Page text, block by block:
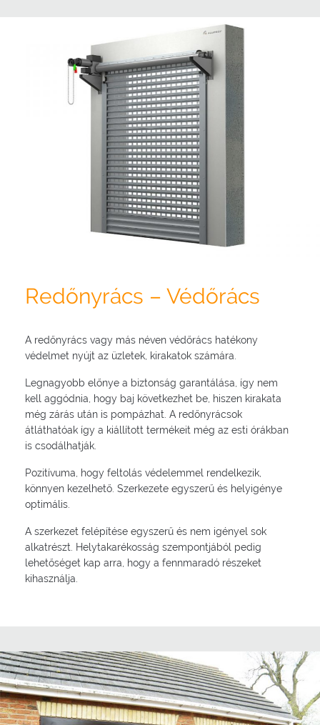
Redőnyrács – Védőrács
A redőnyrács vagy más néven védőrács hatékony
védelmet nyújt az üzletek, kirakatok számára.
Legnagyobb előnye a biztonság garantálása, így nem
kell aggódnia, hogy baj következhet be, hiszen kirakata
még zárás után is pompázhat. A redőnyrácsok
átláthatóak így a kiállított termékeit még az esti órákban
is csodálhatják.
Pozitívuma, hogy feltolás védelemmel rendelkezik,
könnyen kezelhető. Szerkezete egyszerű és helyigénye
optimális.
A szerkezet felépítése egyszerű és nem igényel sok
alkatrészt. Helytakarékosság szempontjából pedig
lehetőséget kap arra, hogy a fennmaradó részeket
kihasználja.